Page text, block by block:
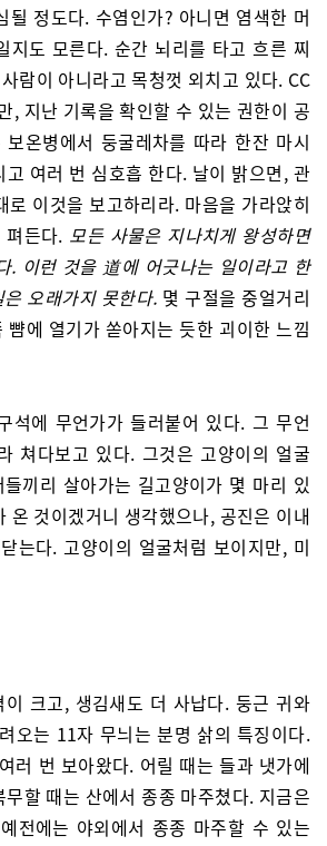
될 정도다. 수염인가? 아니면 염색한 머
지도 모른다. 순간 뇌리를 타고 흐른 찌
람이 아니라고 목청껏 외치고 있다. CC
, 지난 기록을 확인할 수 있는 권한이 공
온병에서 둥굴레차를 따라 한잔 마시
여러 번 심호흡 한다. 날이 밝으면, 관
로 이것을 보고하리라. 마음을 가라앉히
든다. 모든 사물은 지나치게 왕성하면
. 이런 것을 道에 어긋나는 일이라고 한
오래가지 못한다. 몇 구절을 중얼거리
뺨에 열기가 쏟아지는 듯한 괴이한 느낌
석에 무언가가 들러붙어 있다. 그 무언
쳐다보고 있다. 그것은 고양이의 얼굴
끼리 살아가는 길고양이가 몇 마리 있
온 것이겠거니 생각했으나, 공진은 이내
는다. 고양이의 얼굴처럼 보이지만, 미
이 크고, 생김새도 더 사납다. 둥근 귀와
오는 11자 무늬는 분명 삵의 특징이다.
러 번 보아왔다. 어릴 때는 들과 냇가에
할 때는 산에서 종종 마주쳤다. 지금은
전에는 야외에서 종종 마주할 수 있는